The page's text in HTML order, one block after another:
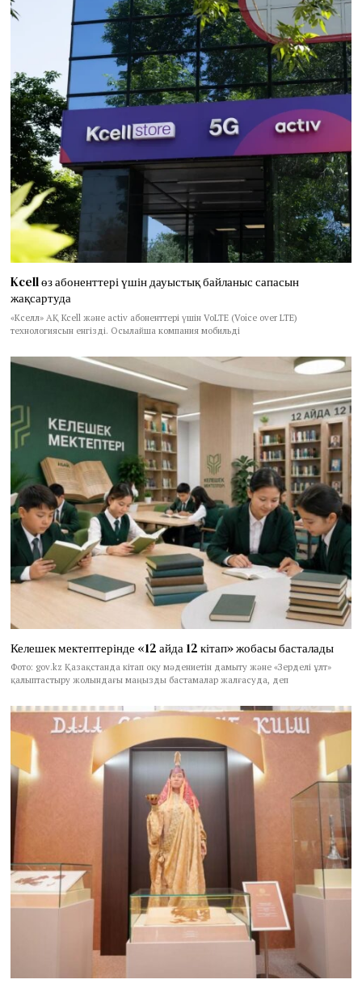
Kcell өз абоненттері үшін дауыстық байланыс сапасын
жақсартуда
«Кселл» АҚ Kcell және activ абоненттері үшін VoLTE (Voice over LTE)
технологиясын енгізді. Осылайша компания мобильді
Келешек мектептерінде «12 айда 12 кітап» жобасы басталады
Фото: gov.kz Қазақстанда кітап оқу мәдениетін дамыту және «Зерделі ұлт»
қалыптастыру жолындағы маңызды бастамалар жалғасуда, деп